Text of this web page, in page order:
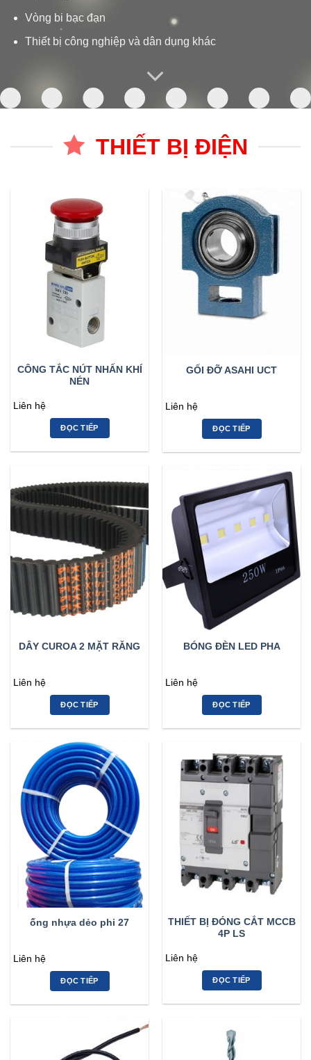
Vòng bi bạc đạn
Thiết bị công nghiệp và dân dụng khác
THIẾT BỊ ĐIỆN
CÔNG TẮC NÚT NHẤN KHÍ
NÉN
Liên hệ
ĐỌC TIẾP
GỐI ĐỠ ASAHI UCT
Liên hệ
ĐỌC TIẾP
DÂY CUROA 2 MẶT RĂNG
Liên hệ
ĐỌC TIẾP
BÓNG ĐÈN LED PHA
Liên hệ
ĐỌC TIẾP
ống nhựa dẻo phi 27
Liên hệ
ĐỌC TIẾP
THIẾT BỊ ĐÓNG CẮT MCCB
4P LS
Liên hệ
ĐỌC TIẾP